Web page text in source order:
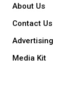
About Us
Contact Us
Advertising
Media Kit